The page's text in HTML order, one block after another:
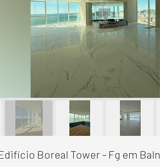
Boreal Tower - Fg em